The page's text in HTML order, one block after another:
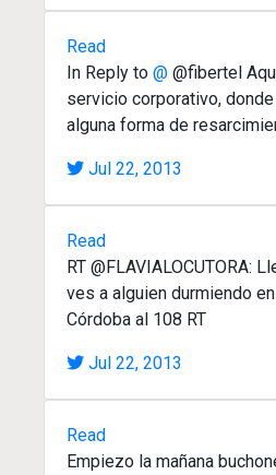
Read
In Reply to @ @fibertel
servicio corporativo,
alguna forma de
Jul 22, 2013
Read
RT @FLAVIALOCUTORA:
ves a alguien durmiendo
Córdoba al 108 RT
Jul 22, 2013
Read
Empiezo la mañana